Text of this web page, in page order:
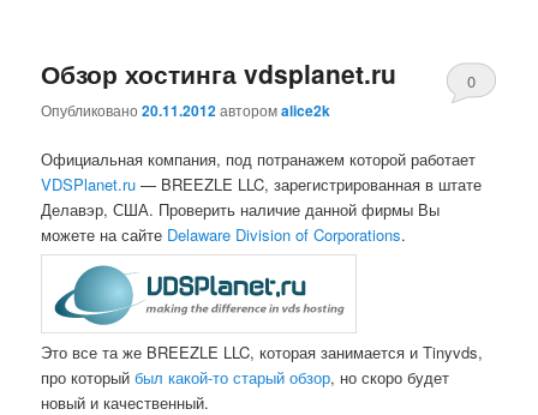
Обзор хостинга vdsplanet.ru
Опубликовано20.11.2012авторомalice2k
0
Официальная компания, под потранажем которой работает
VDSPlanet.ru — BREEZLE LLC, зарегистрированная в штате
Делавэр, США. Проверить наличие данной фирмы Вы
можете на сайте Delaware Division of Corporations.
Это все та же BREEZLE LLC, которая занимается и Tinyvds,
про которыйбыл какой-то старый обзор, но скоро будет
новый и качественный.